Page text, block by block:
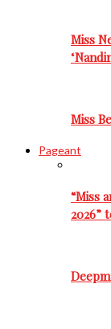
Miss
Miss
Pageant
“Miss
2026”